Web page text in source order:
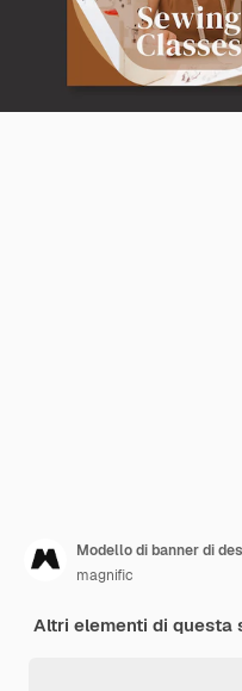
Modello di banner di
magnific
Altri elementi di questa